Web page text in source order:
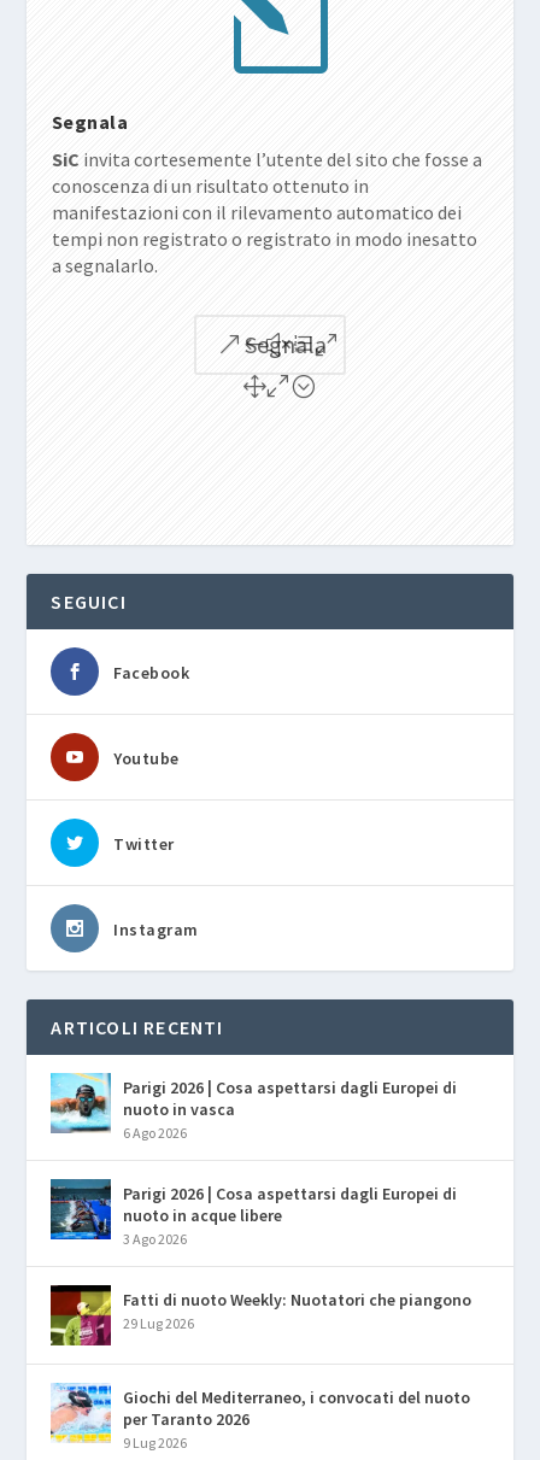
Segnala
SiC invita cortesemente l’utente del sito che fosse a
conoscenza di un risultato ottenuto in
manifestazioni con il rilevamento automatico dei
tempi non registrato o registrato in modo inesatto
a segnalarlo.
Segnala
SEGUICI
Facebook
Youtube
Twitter
Instagram
ARTICOLI RECENTI
Parigi 2026 | Cosa aspettarsi dagli Europei di
nuoto in vasca
6 Ago 2026
Parigi 2026 | Cosa aspettarsi dagli Europei di
nuoto in acque libere
3 Ago 2026
Fatti di nuoto Weekly: Nuotatori che piangono
29 Lug 2026
Giochi del Mediterraneo, i convocati del nuoto
per Taranto 2026
9 Lug 2026